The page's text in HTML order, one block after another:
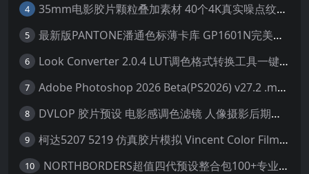
4 35mm电影胶片颗粒叠加素材 40个4K真实噪点纹理 20动态+20静态视频剪辑特效包
5 最新版PANTONE潘通色标薄卡库 GP1601N完美兼容Adobe Illustrator免费下载
6 Look Converter 2.0.4 LUT调色格式转换工具一键转换LR预设【附教程】
7 Adobe Photoshop 2026 Beta(PS2026) v27.2 .m3292 AI 中文绿色免安装版
8 DVLOP 胶片预设 电影感调色滤镜 人像摄影后期处理 婚礼跟拍风格 柯达胶片模拟效果+配置文件 PS/LR JOSE VILLA – For the Love of Film – Kodak Presets
9 柯达5207 5219 仿真胶片模拟 Vincent Color Film PowerGrade 下载 LUT预设怀旧外观色彩分级达芬奇调色节
10 NORTHBORDERS超值四代预设整合包100+专业Lightroom预设含教程与RAW样片 MEGA PACK